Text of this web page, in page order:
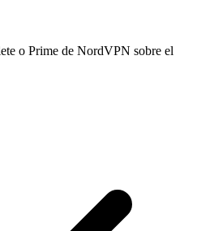
o Prime de NordVPN sobre el